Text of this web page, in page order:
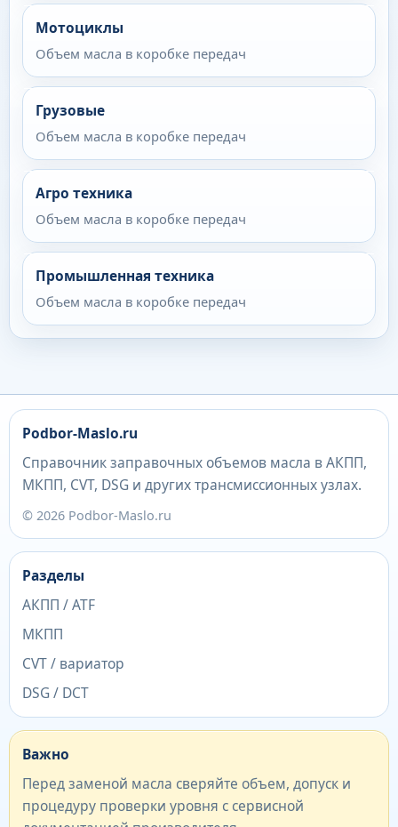
Мотоциклы
Объем масла в коробке передач
Грузовые
Объем масла в коробке передач
Агро техника
Объем масла в коробке передач
Промышленная техника
Объем масла в коробке передач
Podbor-Maslo.ru
Справочник заправочных объемов масла в АКПП,
МКПП, CVT, DSG и других трансмиссионных узлах.
© 2026 Podbor-Maslo.ru
Разделы
АКПП / ATF
МКПП
CVT / вариатор
DSG / DCT
Важно
Перед заменой масла сверяйте объем, допуск и
процедуру проверки уровня с сервисной